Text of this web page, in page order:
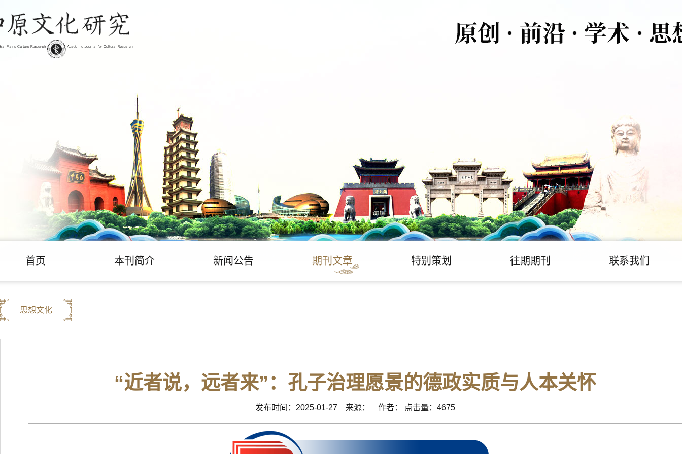
首页 本刊简介 新闻公告 期刊文章 特别策划 往期期刊 联系我们
思想文化
“近者说，远者来”：孔子治理愿景的德政实质与人本关怀
发布时间：2025-01-27 来源： 作者： 点击量：4675